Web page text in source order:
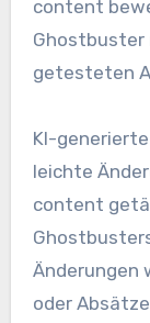
content
Ghostbuster
getesteten
KI-
leichte
content
Änderungen
oder